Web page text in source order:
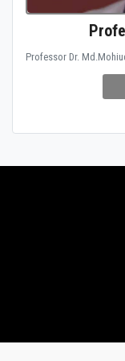
Professor Dr.